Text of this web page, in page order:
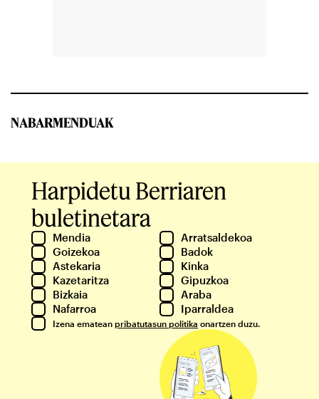
NABARMENDUAK
Harpidetu Berriaren
buletinetara
Mendia
Arratsaldekoa
Goizekoa
Badok
Astekaria
Kinka
Kazetaritza
Gipuzkoa
Bizkaia
Araba
Nafarroa
Iparraldea
Izena ematean pribatutasun politika onartzen duzu.